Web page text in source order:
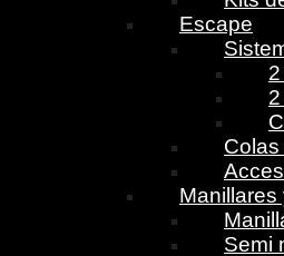
Escape
Semi